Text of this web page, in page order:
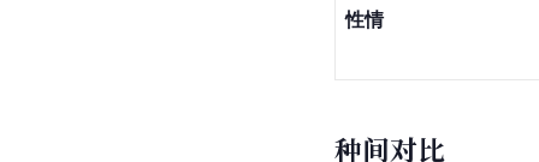
性情
种间对比